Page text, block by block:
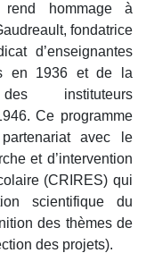
rend hommage à
fondatrice
d’enseignantes
en 1936 et de la
instituteurs
Ce programme
avec le
et d’intervention
(CRIRES) qui
scientifique du
des thèmes de
des projets).